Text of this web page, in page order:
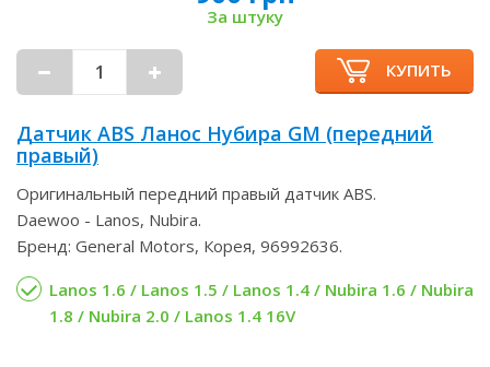
За штуку
КУПИТЬ
Датчик ABS Ланос Нубира GM (передний
правый)
Оригинальный передний правый датчик ABS.
Daewoo - Lanos, Nubira.
Бренд: General Motors, Корея, 96992636.
Lanos 1.6 / Lanos 1.5 / Lanos 1.4 / Nubira 1.6 / Nubira
1.8 / Nubira 2.0 / Lanos 1.4 16V